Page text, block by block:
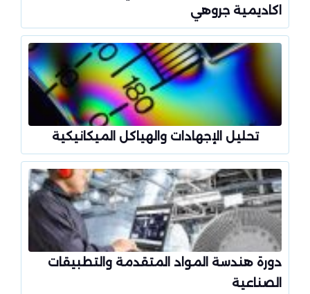
اكاديمية جروهي
تحليل الإجهادات والهياكل الميكانيكية
دورة هندسة المواد المتقدمة والتطبيقات
الصناعية